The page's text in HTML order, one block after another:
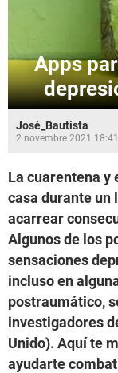
Apps
José_Bautista
2 novembre 2021 18:41
La cuarentena y
casa durante un
acarrear
Algunos de los
sensaciones
incluso en
postraumático,
investigadores
Unido). Aquí te
ayudarte